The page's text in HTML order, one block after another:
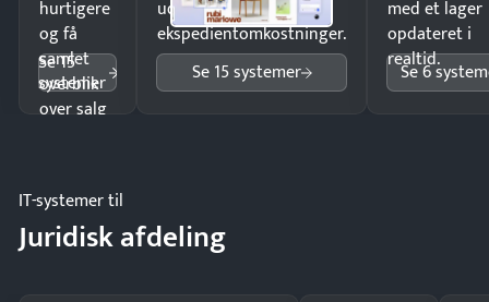
hurtigere
og få
samlet
overblik
over salg
Se 15
systemer
uden
ekspedientomkostninger.
Se 15 systemer
med et lager
opdateret i
realtid.
Se 6
IT-systemer til
Juridisk afdeling